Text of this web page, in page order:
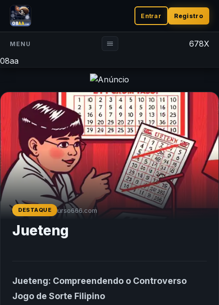
Entrar Registro
MENU
678X
08aa
DESTAQUE urso666.com
Jueteng
Jueteng: Compreendendo o Controverso
Jogo de Sorte Filipino